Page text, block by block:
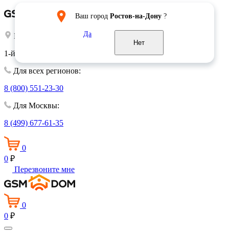
Выберите город:
Москва
1-й Волконский переулок, 15
Для всех регионов:
8 (800) 551-23-30
Для Москвы:
8 (499) 677-61-35
0
0 ₽
Перезвоните мне
0
0 ₽
Ваш город Ростов-на-Дону?
Да
Нет